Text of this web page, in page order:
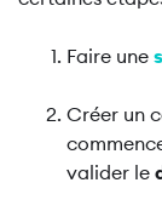
Faire une
Créer un
valider le